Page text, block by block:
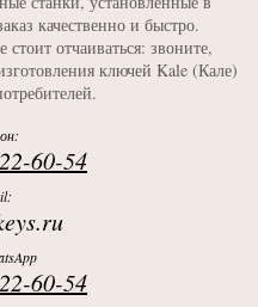
качественно и быстро.
отчаиваться: звоните,
ключей Kale (Кале)
60-54
60-54